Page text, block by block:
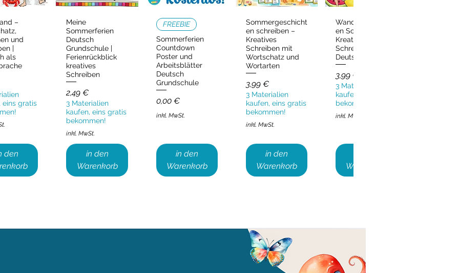
–
und
|
als
eins gratis
den
Schnellansicht
Meine
Sommerferien
Deutsch
Grundschule |
Ferienrückblick
kreatives
Schreiben
Preis
2,49 €
3 Materialien
kaufen, eins gratis
bekommen!
inkl. MwSt.
in den
Warenkorb
Schnellansicht
FREEBIE
Sommerferien
Countdown
Poster und
Arbeitsblätter
Deutsch
Grundschule
Preis
0,00 €
inkl. MwSt.
in den
Warenkorb
Schnellansicht
Sommergeschicht
en schreiben –
Kreatives
Schreiben mit
Wortschatz und
Wortarten
Preis
3,99 €
3 Materialien
kaufen, eins gratis
bekommen!
inkl. MwSt.
in den
Warenkorb
Schnellansicht
Wandergeschicht
en Sommer –
Kreatives
Schreiben
Deutsch & DaZ
Preis
3,99 €
3 Materialien
kaufen, eins gratis
bekommen!
inkl. MwSt.
Warenkorb